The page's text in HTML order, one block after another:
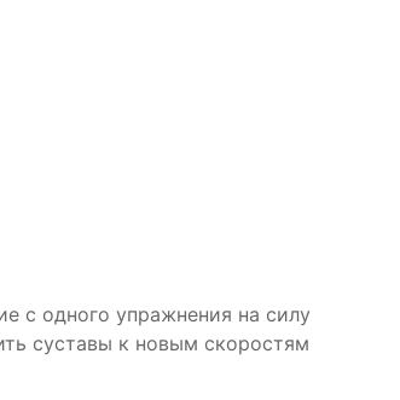
с одного упражнения на силу
суставы к новым скоростям